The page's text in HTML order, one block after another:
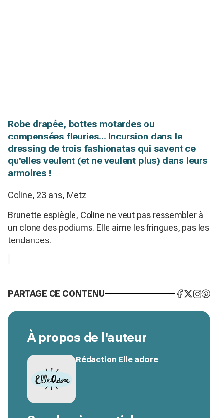
Robe drapée, bottes motardes ou
compensées fleuries... Incursion dans le
dressing de trois fashionatas qui savent ce
qu'elles veulent (et ne veulent plus) dans leurs
armoires !
Coline, 23 ans, Metz
Brunette espiègle, Coline ne veut pas ressembler à
un clone des podiums. Elle aime les fringues, pas les
tendances.
PARTAGE CE CONTENU
À propos de l'auteur
Rédaction Elle adore